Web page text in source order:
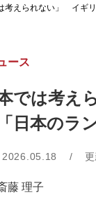
考えられない」 イギ
ース
本では考
本のラ
2026.05.18 / 更
藤 理子